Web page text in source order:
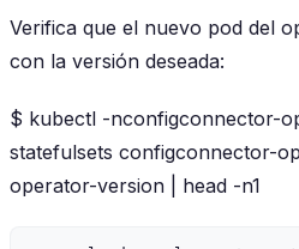
Verifica que el nuevo pod del
con la versión deseada:
$ kubectl -nconfigconnector-
statefulsets configconnector-
operator-version | head -n1